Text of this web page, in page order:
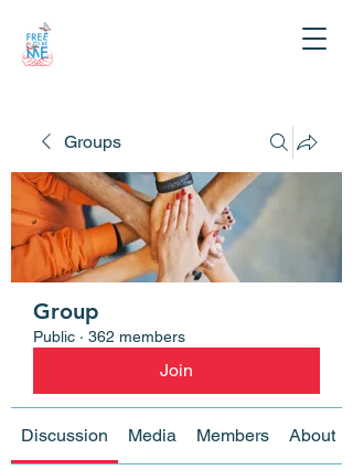
Groups
Group
Public · 362 members
Join
Discussion Media Members About